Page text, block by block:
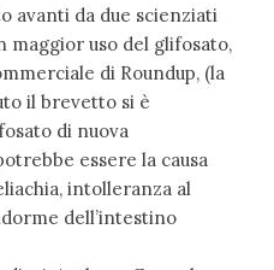
avanti da due scienziati
maggior uso del glifosato,
di Roundup, (la
il brevetto si è
di nuova
essere la causa
intolleranza al
dell’intestino